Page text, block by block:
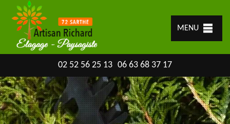
MENU
02 52 56 25 13 06 63 68 37 17